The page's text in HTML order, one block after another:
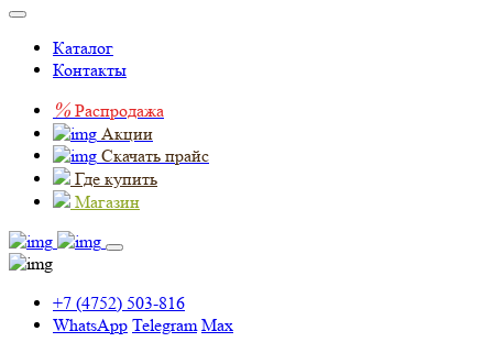
Каталог
Контакты
% Распродажа
Акции
Скачать прайс
Где купить
Магазин
+7 (4752) 503-816
WhatsApp Telegram Max